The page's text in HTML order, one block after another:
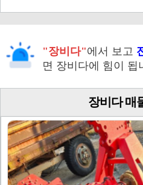
"장비다"에서 보고
면 장비다에 힘이 됩
장비다 매